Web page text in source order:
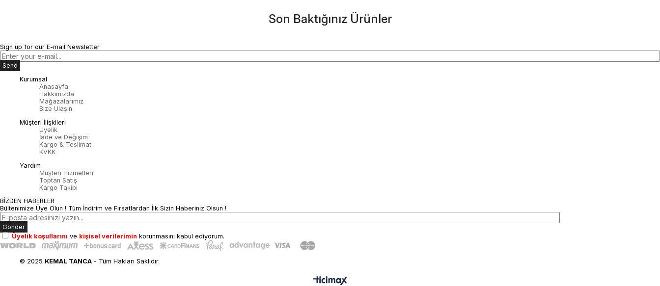
Son Baktığınız Ürünler
Sign up for our E-mail Newsletter
Send
Kurumsal
Anasayfa
Hakkımızda
Mağazalarımız
Bize Ulaşın
Müşteri İlişkileri
Üyelik
İade ve Değişim
Kargo & Teslimat
KVKK
Yardım
Müşteri Hizmetleri
Toptan Satış
Kargo Takibi
BİZDEN HABERLER
Bültenimize Üye Olun ! Tüm İndirim ve Fırsatlardan İlk Sizin Haberiniz Olsun !
Gönder
Üyelik koşullarını ve kişisel verilerimin korunmasını kabul ediyorum.
© 2025 KEMAL TANCA - Tüm Hakları Saklıdır.